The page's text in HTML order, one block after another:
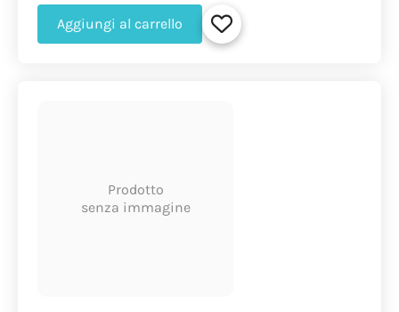
Aggiungi al carrello
Prodotto
senza immagine